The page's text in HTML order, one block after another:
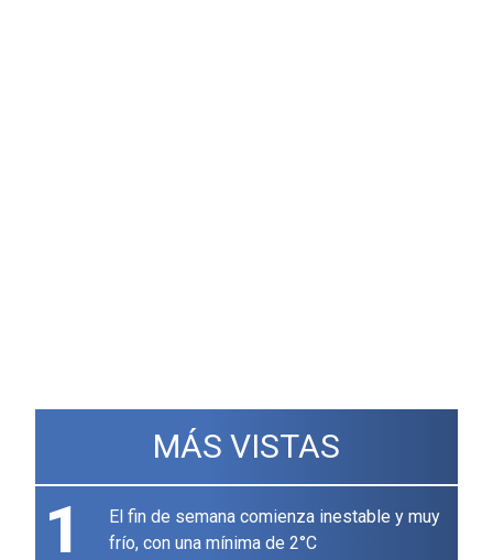
MÁS VISTAS
1
El fin de semana comienza inestable y muy
frío, con una mínima de 2°C